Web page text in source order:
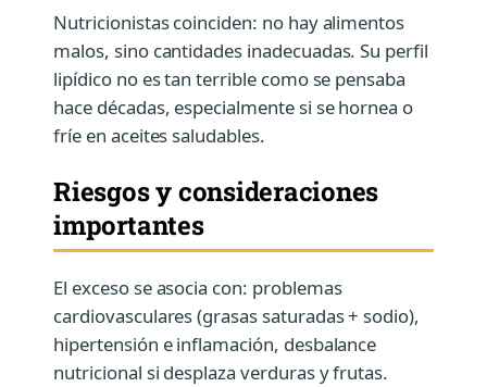
Nutricionistas coinciden: no hay alimentos
malos, sino cantidades inadecuadas. Su perfil
lipídico no es tan terrible como se pensaba
hace décadas, especialmente si se hornea o
fríe en aceites saludables.
Riesgos y consideraciones
importantes
El exceso se asocia con: problemas
cardiovasculares (grasas saturadas + sodio),
hipertensión e inflamación, desbalance
nutricional si desplaza verduras y frutas.